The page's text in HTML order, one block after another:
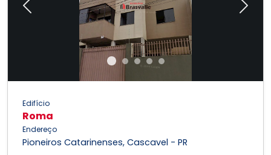
Previous Next
Edifício
Roma
Endereço
Pioneiros Catarinenses, Cascavel - PR